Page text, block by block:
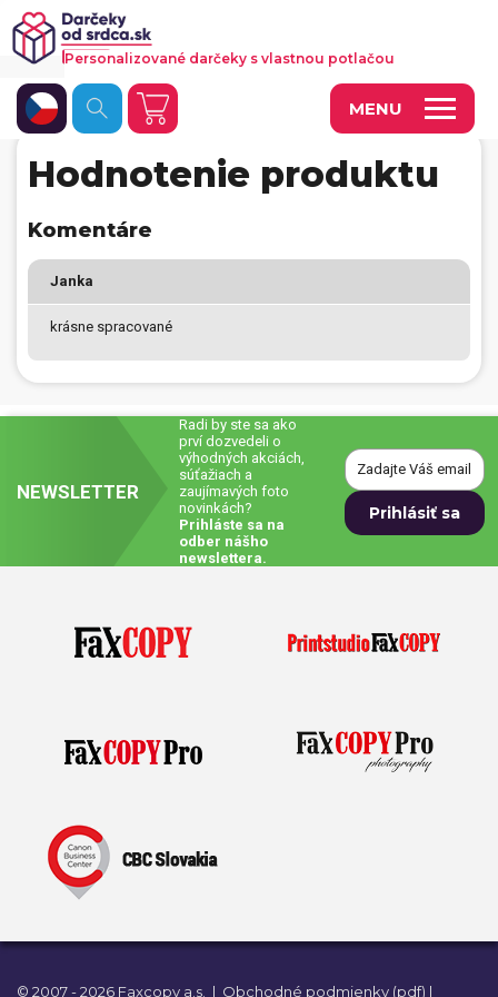
MENU
Fotoobrazy a dekorácie
Kalendáre
Fotoknihy a fotozošity
Tašky, vaky, ruksaky
Prívesky, dog tagy, odznaky
Darčeky
Úvod Produkty
Kontakty
Personalizované darčeky s vlastnou potlačou
Hodnotenie produktu
Komentáre
Janka
krásne spracované
NEWSLETTER
Radi by ste sa ako
prví dozvedeli o
výhodných akciách,
súťažiach a
zaujímavých foto
novinkách?
Prihláste sa na
odber nášho
newslettera.
© 2007 - 2026 Faxcopy a.s. | Obchodné podmienky (pdf) |